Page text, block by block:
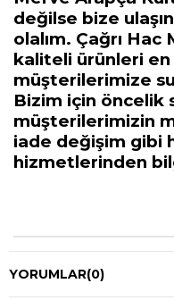
değilse bize
olalım. Çağrı
kaliteli ürünleri
müşterilerimize
Bizim için öncelik
müşterilerimizin
iade değişim gibi
hizmetlerinden
YORUMLAR(0)